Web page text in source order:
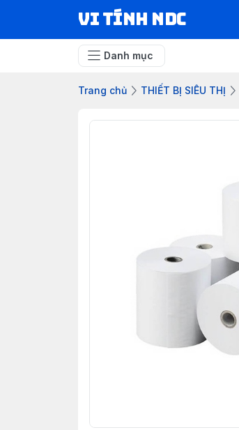
VI TÍNH NDC
Danh mục
Trang chủ THIẾT BỊ SIÊU THỊ